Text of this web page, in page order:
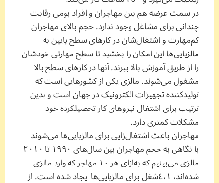
در سمت عرضه هم بین مهاجران و افراد بومی رقابت
چندانی برای مشاغل وجود ندارد. حجم بالای مهاجران
کم‌مهارت و اشتغال‌شان در کارهای سطح پایین به
مالزیایی‌ها این امکان را بخشید تا سطح مهارتی خودشان
را از طریق آموزش بالا ببرند. آنها در کارهای سطح بالا
مشغول می‌شوند. مالزی یکی از کشورهایی است که
تولیدکننده‌ تجهیزات الکترونیک در جهان است و بدین
ترتیب برای اشتغال نیروهای کار تحصیلکرده‌ خود
مشکلات کمتری دارد.
مهاجران باعث اشتغال‌زایی برای مالزیایی‌ها می‌شوند
با نگاهی به حجم مهاجران بین سال‌های ١٩٩٠ تا ٢٠١٠
مالزی می‌بینیم که به‌ازای هر ١٠ مهاجر که وارد مالزی
شده‌اند، ‌٤،١شغل برای مالزیایی‌ها ایجاد شده است. از